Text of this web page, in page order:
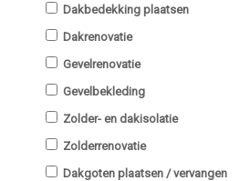
Dakbedekking plaatsen
Dakrenovatie
Gevelrenovatie
Gevelbekleding
Zolder- en dakisolatie
Zolderrenovatie
Dakgoten plaatsen / vervangen